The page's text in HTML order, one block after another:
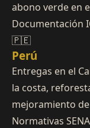
abono verde en
Documentación
🇵🇪
Perú
Entregas en el
la costa,
mejoramiento
Normativas